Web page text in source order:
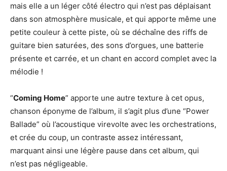
mais elle a un léger côté électro qui n’est pas déplaisant
dans son atmosphère musicale, et qui apporte même une
petite couleur à cette piste, où se déchaîne des riffs de
guitare bien saturées, des sons d’orgues, une batterie
présente et carrée, et un chant en accord complet avec la
mélodie !
“Coming Home” apporte une autre texture à cet opus,
chanson éponyme de l’album, il s’agit plus d’une “Power
Ballade” où l’acoustique virevolte avec les orchestrations,
et crée du coup, un contraste assez intéressant,
marquant ainsi une légère pause dans cet album, qui
n’est pas négligeable.